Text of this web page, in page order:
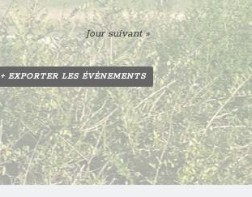
Jour suivant»
+ EXPORTER LES ÉVÈNEMENTS